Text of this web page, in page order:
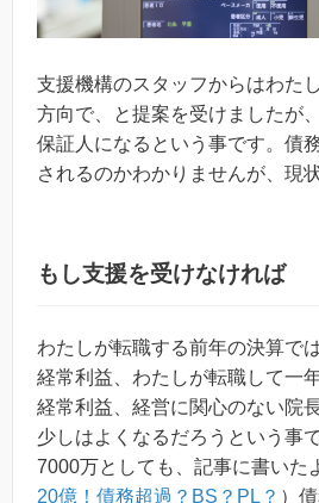
支援機構のスタッフからはわた
方向で、と提案を受けましたが
保証人になるという事です。債
されるのかわかりませんが、現
もし支援を受けなければ
わたしが転職する前年の決算で
経常利益、わたしが転職して一
経常利益、経営に関心のない院
少しはよくなるだろうという事
7000万としても、記事に書いた
20億！債務超過？BS？PL？ ）